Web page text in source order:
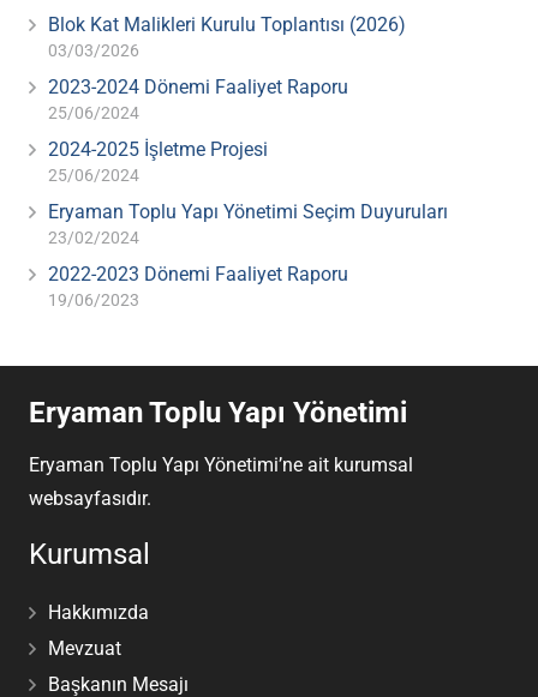
Blok Kat Malikleri Kurulu Toplantısı (2026)
03/03/2026
2023-2024 Dönemi Faaliyet Raporu
25/06/2024
2024-2025 İşletme Projesi
25/06/2024
Eryaman Toplu Yapı Yönetimi Seçim Duyuruları
23/02/2024
2022-2023 Dönemi Faaliyet Raporu
19/06/2023
Eryaman Toplu Yapı Yönetimi
Eryaman Toplu Yapı Yönetimi’ne ait kurumsal
websayfasıdır.
Kurumsal
Hakkımızda
Mevzuat
Başkanın Mesajı